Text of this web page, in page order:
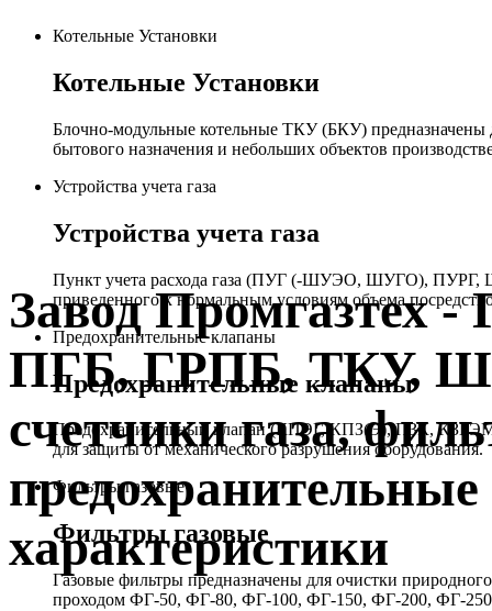
Котельные Установки
Котельные Установки
Блочно-модульные котельные ТКУ (БКУ) предназначены
бытового назначения и небольших объектов
Устройства учета газа
Устройства учета газа
Пункт учета расхода газа (ПУГ (-ШУЭО, ШУГО), ПУРГ,
приведенного к нормальным условиям объема
Предохранительные клапаны
Предохранительные клапаны
Предохранительный клапан (КПЭГ, КПЗ(Э), ПЗК,
для защиты от механического разрушения оборудования.
Фильтры газовые
Фильтры газовые
Газовые фильтры предназначены для очистки
проходом ФГ-50, ФГ-80, ФГ-100, ФГ-150, ФГ-200, ФГ-
Завод
ПГБ, ГРПБ, ТКУ,
счетчики газа,
характеристики